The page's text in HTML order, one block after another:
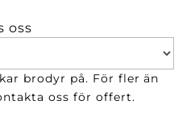
oss
brodyr på. För fler än
oss för offert.